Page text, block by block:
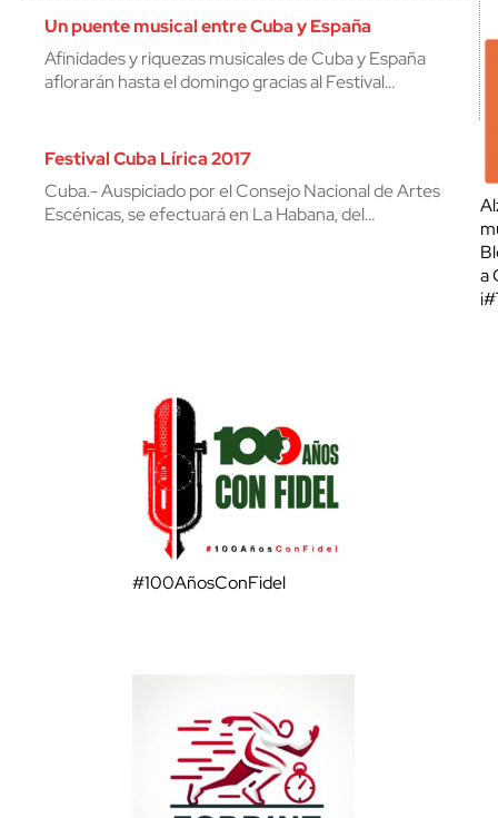
Un puente musical entre Cuba y España
Afinidades y riquezas musicales de Cuba y España
aflorarán hasta el domingo gracias al Festival…
Festival Cuba Lírica 2017
Cuba.- Auspiciado por el Consejo Nacional de Artes
Escénicas, se efectuará en La Habana, del…
a
#100AñosConFidel